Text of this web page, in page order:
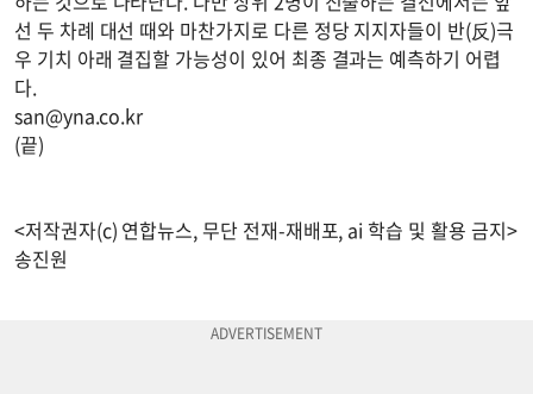
선 두 차례 대선 때와 마찬가지로 다른 정당 지지자들이 반(反)극
우 기치 아래 결집할 가능성이 있어 최종 결과는 예측하기 어렵
다.
san@yna.co.kr
(끝)
<저작권자(c) 연합뉴스, 무단 전재-재배포, ai 학습 및 활용 금지>
송진원